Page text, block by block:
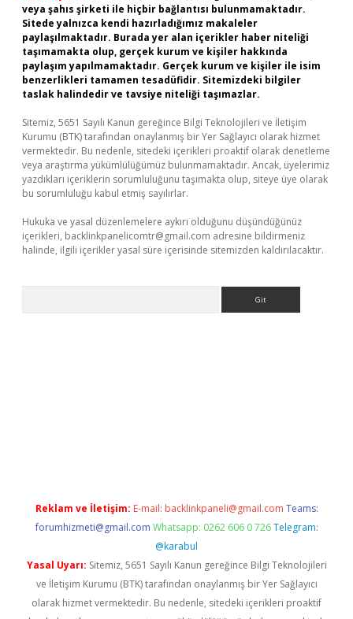
veya şahıs şirketi ile hiçbir bağlantısı bulunmamaktadır.
Sitede yalnızca kendi hazırladığımız makaleler
paylaşılmaktadır. Burada yer alan içerikler haber niteliği
taşımamakta olup, gerçek kurum ve kişiler hakkında
paylaşım yapılmamaktadır. Gerçek kurum ve kişiler ile isim
benzerlikleri tamamen tesadüfidir. Sitemizdeki bilgiler
taslak halindedir ve tavsiye niteliği taşımazlar.
Sitemiz, 5651 Sayılı Kanun gereğince Bilgi Teknolojileri ve İletişim
Kurumu (BTK) tarafından onaylanmış bir Yer Sağlayıcı olarak hizmet
vermektedir. Bu nedenle, sitedeki içerikleri proaktif olarak denetleme
veya araştırma yükümlülüğümüz bulunmamaktadır. Ancak, üyelerimiz
yazdıkları içeriklerin sorumluluğunu taşımakta olup, siteye üye olarak
bu sorumluluğu kabul etmiş sayılırlar.
Hukuka ve yasal düzenlemelere aykırı olduğunu düşündüğünüz
içerikleri, backlinkpanelicomtr@gmail.com adresine bildirmeniz
halinde, ilgili içerikler yasal süre içerisinde sitemizden kaldırılacaktır.
Reklam ve İletişim: E-mail: backlinkpaneli@gmail.com Teams:
forumhizmeti@gmail.com Whatsapp: 0262 606 0 726 Telegram:
@karabul
Yasal Uyarı: Sitemiz, 5651 Sayılı Kanun gereğince Bilgi Teknolojileri
ve İletişim Kurumu (BTK) tarafından onaylanmış bir Yer Sağlayıcı
olarak hizmet vermektedir. Bu nedenle, sitedeki içerikleri proaktif